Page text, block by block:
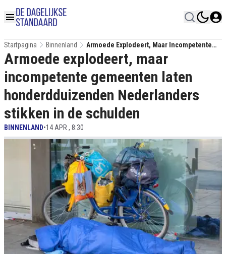
Startpagina Binnenland
Armoede Explodeert, Maar Incompetente
Gemeenten Laten Honderdduizenden
Nederlanders Stikken In De Schulden
Armoede explodeert, maar
incompetente gemeenten laten
honderdduizenden Nederlanders
stikken in de schulden
BINNENLAND•14 APR , 8:30